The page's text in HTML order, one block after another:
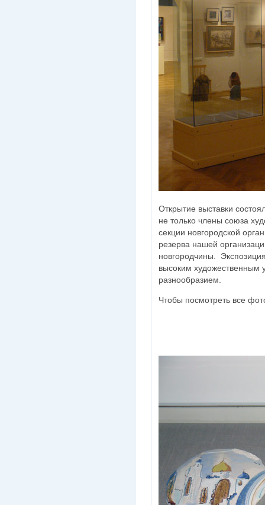
Открытие выставки
не только члены союза
секции новгородской
резерва нашей
новгородчины.
высоким художественным
разнообразием.
Чтобы посмотреть все